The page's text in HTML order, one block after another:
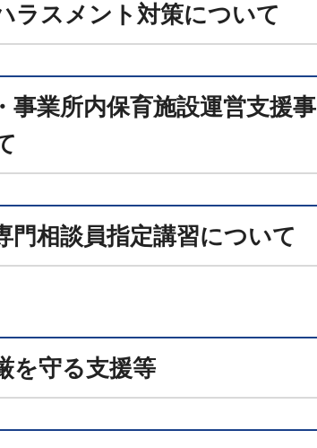
ラスメント対策について
事業所内保育施設運営支援事
門相談員指定講習について
を守る支援等